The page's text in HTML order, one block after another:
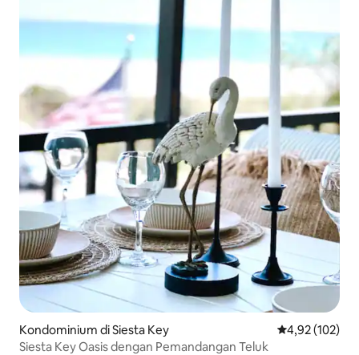
Kondominium di Siesta Key Nilai rata-rata
4,92 (102)
Siesta Key Oasis dengan Pemandangan Teluk